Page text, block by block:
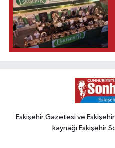
Eskişehir Gazetesi ve
kaynağı Eskişehir